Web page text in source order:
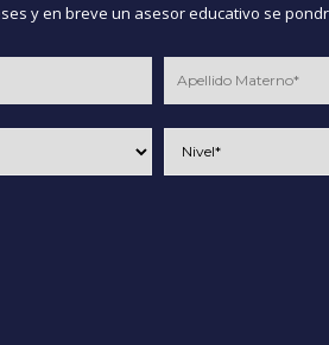
y en breve un asesor educativo se